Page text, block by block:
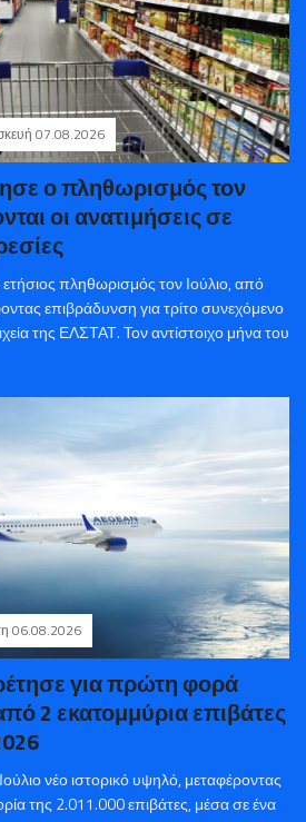
07.08.2026
ο πληθωρισμός τον
οι ανατιμήσεις σε
πληθωρισμός τον Ιούλιο, από
επιβράδυνση για τρίτο συνεχόμενο
της ΕΛΣΤΑΤ. Τον αντίστοιχο μήνα του
06.08.2026
για πρώτη φορά
2 εκατομμύρια επιβάτες
νέο ιστορικό υψηλό, μεταφέροντας
της 2.011.000 επιβάτες, μέσα σε ένα